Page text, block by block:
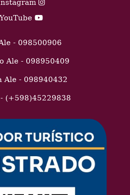
- 098500906
Ale - 098950409
Ale - 098940432
(+598)45229838